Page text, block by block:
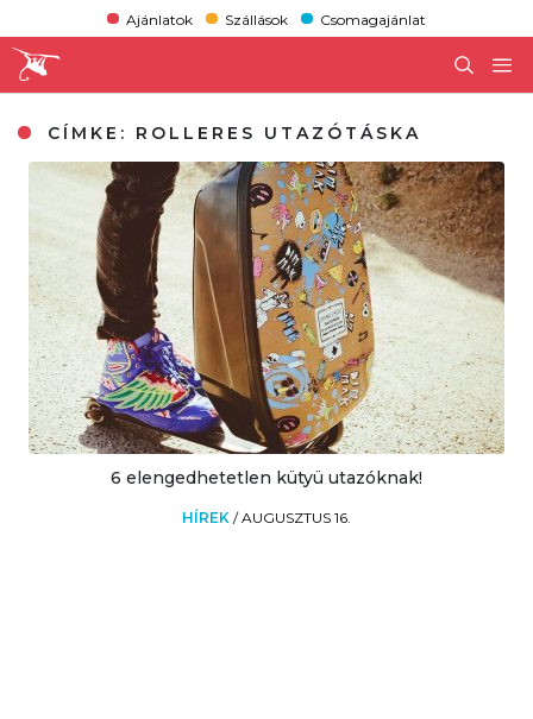
Ajánlatok Szállások Csomagajánlat
CÍMKE: ROLLERES UTAZÓTÁSKA
6 elengedhetetlen kütyü utazóknak!
HÍREK /AUGUSZTUS 16.